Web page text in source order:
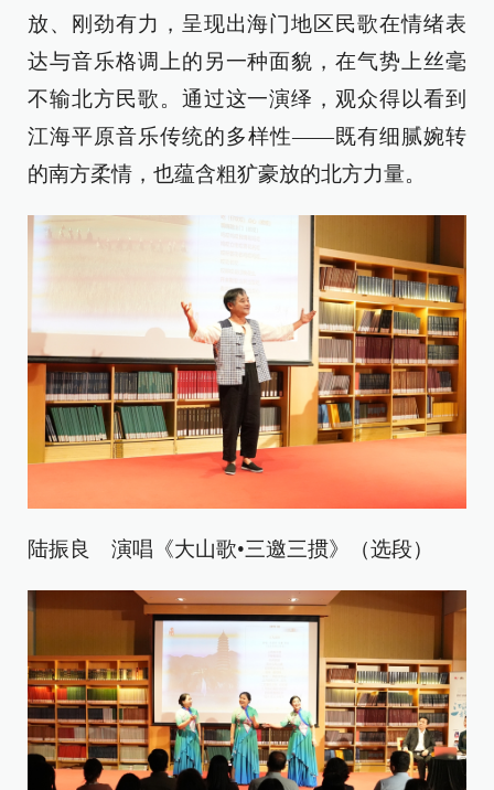
放、刚劲有力，呈现出海门地区民歌在情绪表
达与音乐格调上的另一种面貌，在气势上丝毫
不输北方民歌。通过这一演绎，观众得以看到
江海平原音乐传统的多样性——既有细腻婉转
的南方柔情，也蕴含粗犷豪放的北方力量。
陆振良 演唱《大山歌•三邀三掼》（选段）